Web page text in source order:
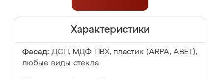
Характеристики
Фасад: ДСП, МДФ ПВХ, пластик (ARPA, ABET),
любые виды стекла